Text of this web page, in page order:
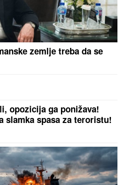
POSETILA RODNO
a malo ko zna da
radila kao
"Svaki put plačem"